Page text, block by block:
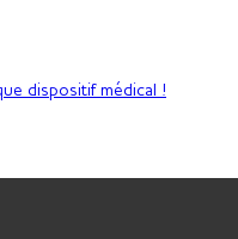
dispositif médical !